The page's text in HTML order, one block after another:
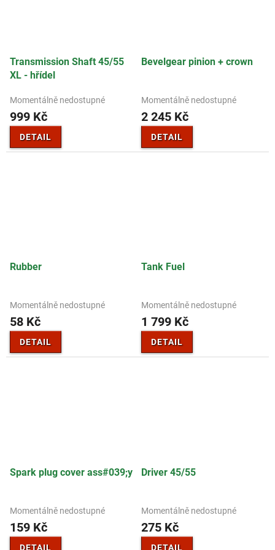
Transmission Shaft 45/55
XL - hřídel
Momentálně nedostupné
999 Kč
DETAIL
Bevelgear pinion + crown
Momentálně nedostupné
2 245 Kč
DETAIL
Rubber
Momentálně nedostupné
58 Kč
DETAIL
Tank Fuel
Momentálně nedostupné
1 799 Kč
DETAIL
Spark plug cover ass#039;y
Momentálně nedostupné
159 Kč
DETAIL
Driver 45/55
Momentálně nedostupné
275 Kč
DETAIL